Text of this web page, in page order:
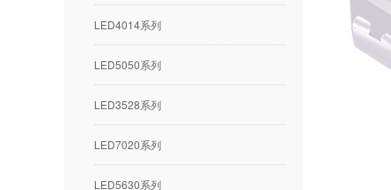
LED4014系列
LED5050系列
LED3528系列
LED7020系列
LED5630系列